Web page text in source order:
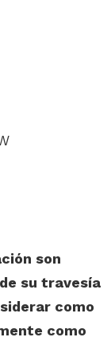
son
su travesía
como
como